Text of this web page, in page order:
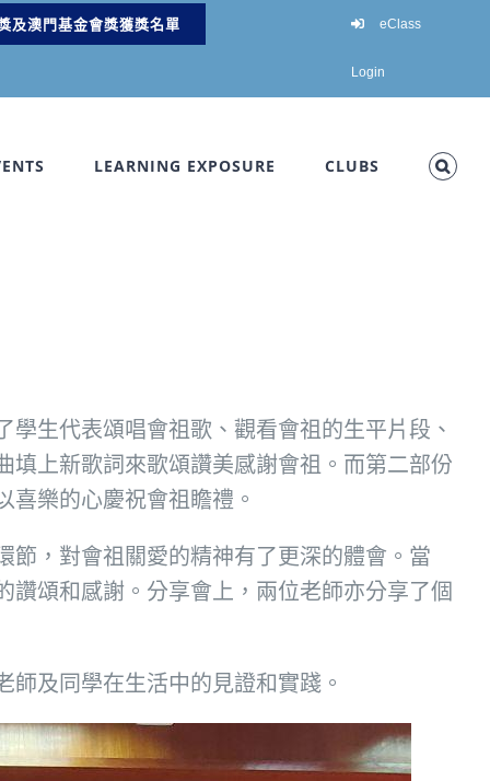
及澳門基金會獎獲獎名單 eClass
Login
LEARNING EXPOSURE CLUBS
生代表頌唱會祖歌、觀看會祖的生平片段、
上新歌詞來歌頌讚美感謝會祖。而第二部份
樂的心慶祝會祖瞻禮。
節，對會祖關愛的精神有了更深的體會。當
頌和感謝。分享會上，兩位老師亦分享了個
及同學在生活中的見證和實踐。